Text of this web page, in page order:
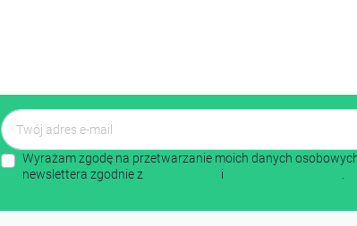
Wyrażam zgodę na przetwarzanie moich danych
newslettera zgodnie z
i